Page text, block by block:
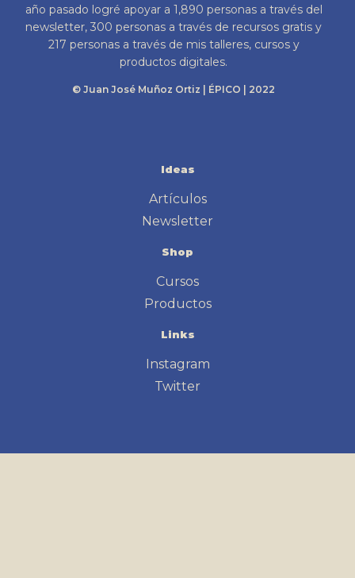
año pasado logré apoyar a 1,890 personas a través del
newsletter, 300 personas a través de recursos gratis y
217 personas a través de mis talleres, cursos y
productos digitales.
© Juan José Muñoz Ortiz | ÉPICO | 2022
Ideas
Artículos
Newsletter
Shop
Cursos
Productos
Links
Instagram
Twitter